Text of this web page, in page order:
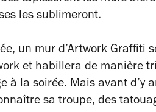
les sublimeront.
un mur d’Artwork Graffiti
et habillera de manière
à la soirée. Mais avant d’y
sa troupe, des